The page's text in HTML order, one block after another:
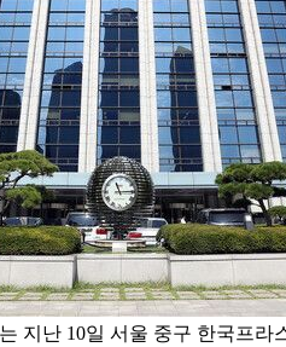
지난 10일 서울 중구 한국프라